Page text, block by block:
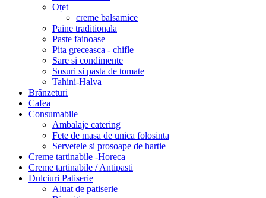
Oțet
creme balsamice
Paine traditionala
Paste fainoase
Pita greceasca - chifle
Sare si condimente
Sosuri si pasta de tomate
Tahini-Halva
Brânzeturi
Cafea
Consumabile
Ambalaje catering
Fete de masa de unica folosinta
Servetele si prosoape de hartie
Creme tartinabile -Horeca
Creme tartinabile / Antipasti
Dulciuri Patiserie
Aluat de patiserie